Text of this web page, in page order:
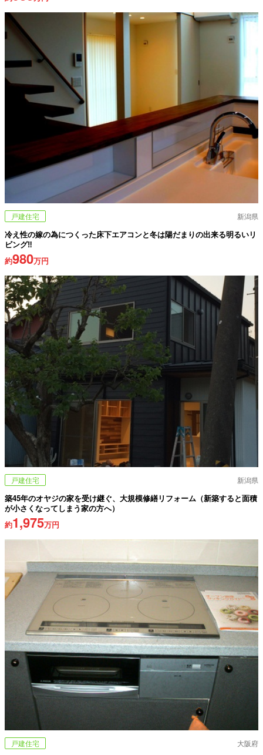
戸建住宅 新潟県
冷え性の嫁の為につくった床下エアコンと冬は陽だまりの出来る明るいリ
ビング‼
約980万円
戸建住宅 新潟県
築45年のオヤジの家を受け継ぐ、大規模修繕リフォーム（新築すると面積
が小さくなってしまう家の方へ）
約1,975万円
戸建住宅 大阪府